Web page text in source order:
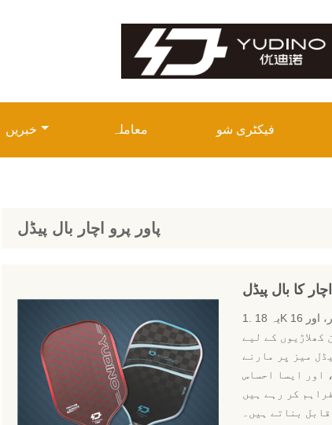
خبریں معاملہ فیکٹری شو
پاور پرو اچار بال پیڈل
کا بال پیڈل
1. یہ 18K کاربن فائبر اچار بال پیڈل ایک اعلی کثافت والا چہرہ، پی پی ہنی ​​کامب کور، اور 16mm
کے لیے
گیا ہے جو طاقت اور کنٹرول کا امتزاج چاہتے ہیں۔ 2. پیڈل میز پر مارنے
اور ایسا احساس
بھی فراہم کر رہے ہیں
بناتے ہیں۔